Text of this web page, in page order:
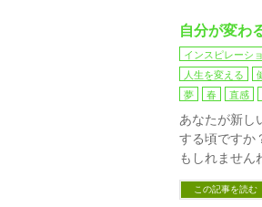
自分が変わ
インスピレーシ
人生を変える
夢
春 直感
あなたが新し
する頃ですか
もしれません
この記事を読む